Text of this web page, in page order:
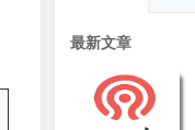
最新文章